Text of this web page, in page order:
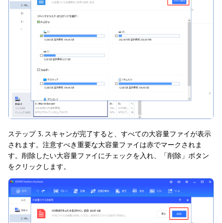
ステップ 3. スキャンが完了すると、すべての大容量ファイが表示
されます。注意すべき重要な大容量ファイは赤でマークされま
す。削除したい大容量ファイにチェックを入れ、「削除」ボタン
をクリックします。